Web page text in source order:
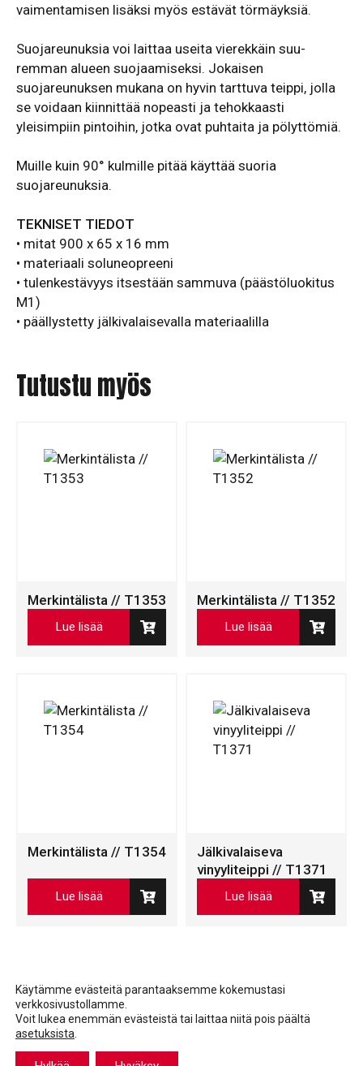
vaimentamisen lisäksi myös estävät törmäyksiä.
Suojareunuksia voi laittaa useita vierekkäin suu­
remman alueen suojaamiseksi. Jokaisen
suojareunuksen mukana on hyvin tarttuva teippi, jolla
se voidaan kiinnittää nopeasti ja tehokkaasti
yleisimpiin pintoihin, jotka ovat puhtaita ja pölyttömiä.
Muille kuin 90° kulmille pitää käyttää suoria
suojareunuksia.
TEKNISET TIEDOT
• mitat 900 x 65 x 16 mm
• materiaali soluneopreeni
• tulenkestävyys itsestään sammuva (päästöluokitus
M1)
• päällystetty jälkivalaisevalla materiaalilla
Tutustu myös
Merkintälista // T1353
Lue lisää
Merkintälista // T1352
Lue lisää
Merkintälista // T1354
Lue lisää
Jälkivalaiseva
vinyyliteippi // T1371
Lue lisää
Käytämme evästeitä parantaaksemme kokemustasi
verkkosivustollamme.
Voit lukea enemmän evästeistä tai laittaa niitä pois päältä
asetuksista